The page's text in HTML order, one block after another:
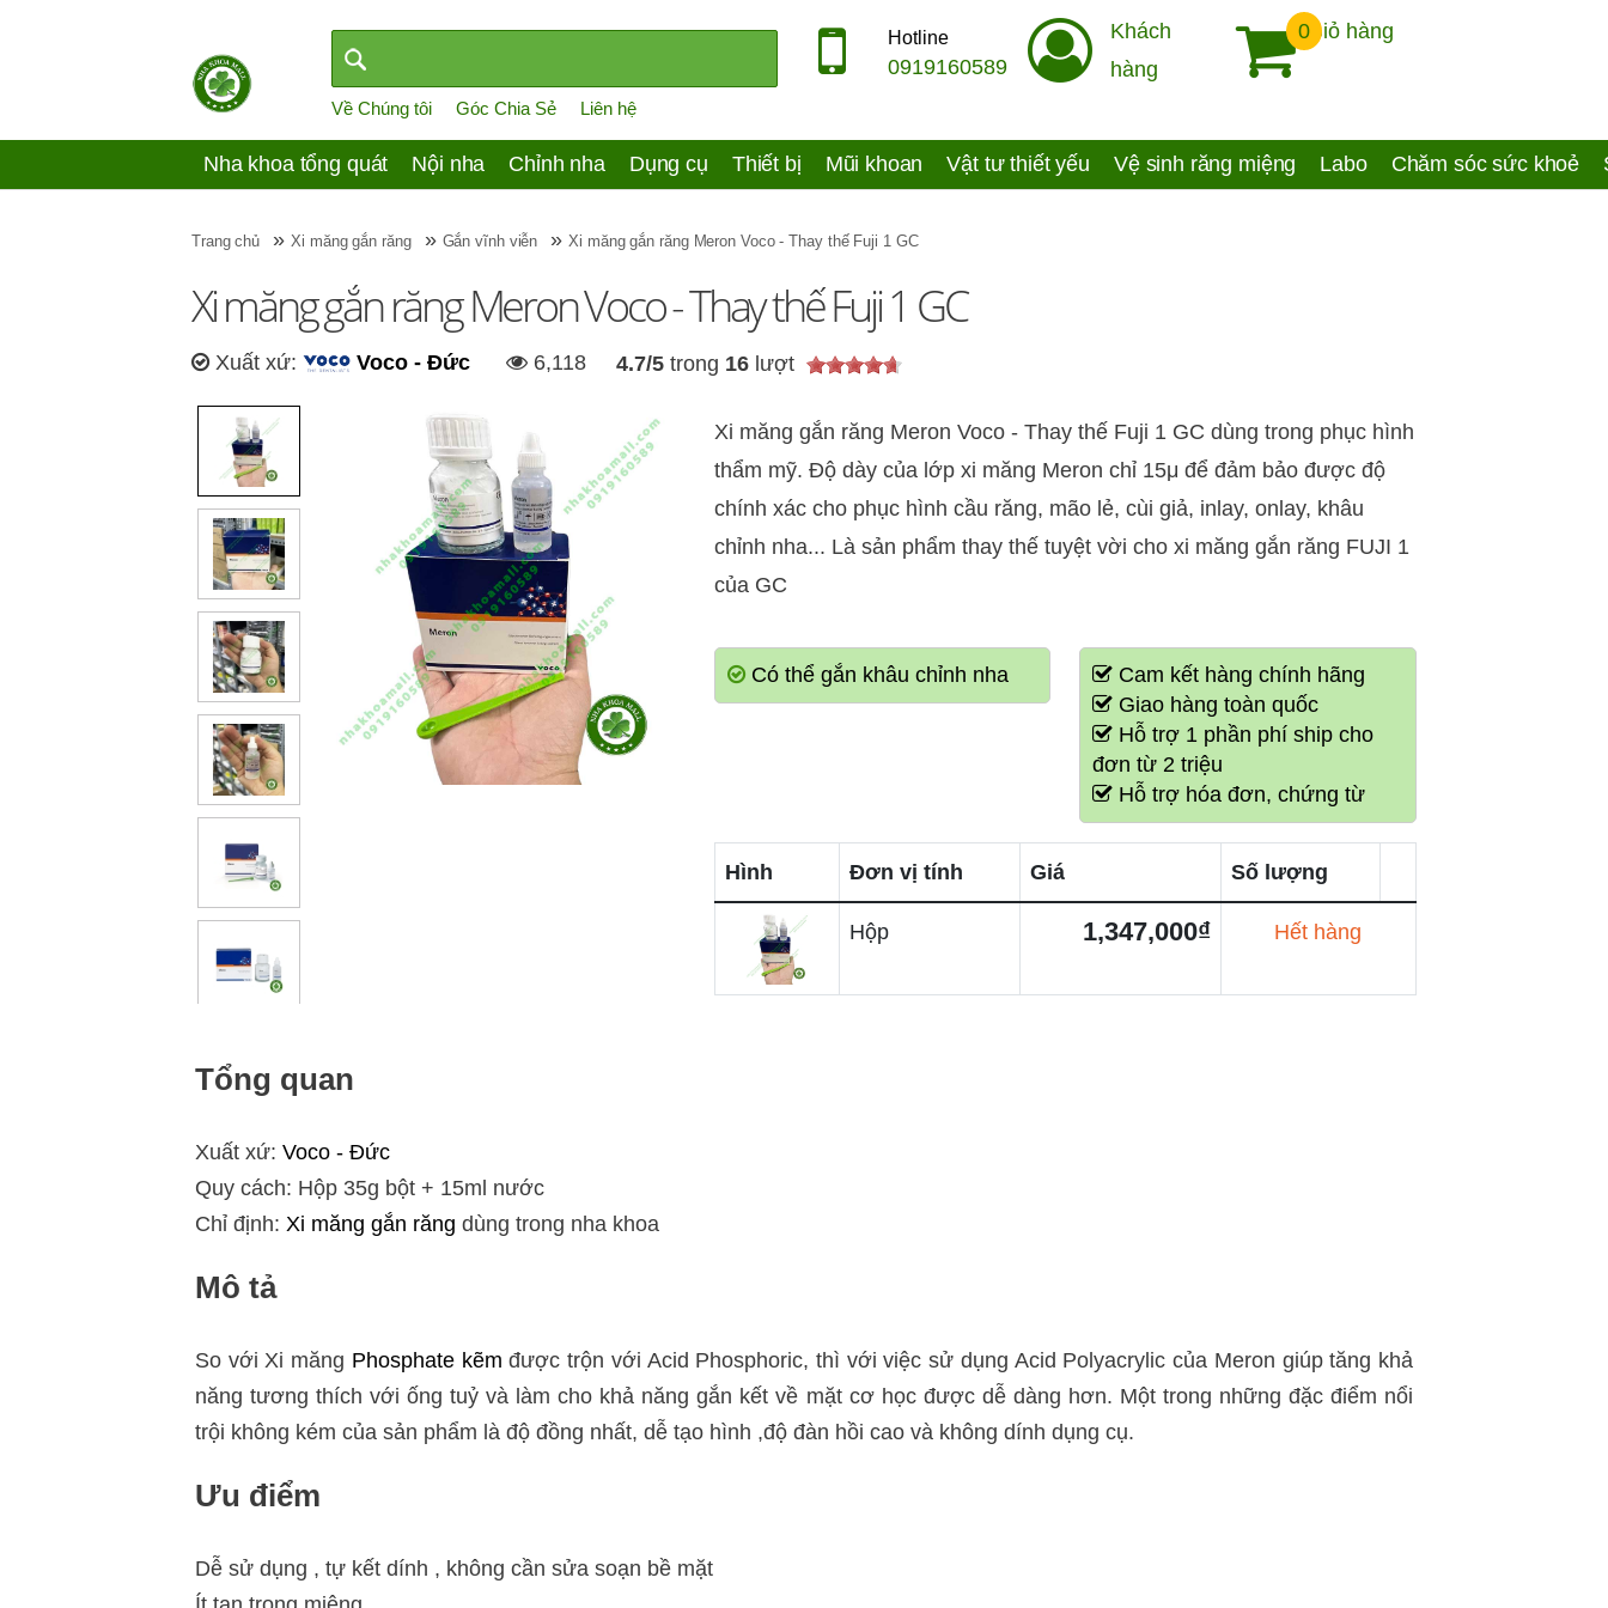
Về Chúng tôi Góc Chia Sẻ Liên hệ
Hotline
0919160589
Khách
hàng
0Giỏ hàng
Nha khoa tổng quát Nội nha Chỉnh nha Dụng cụ Thiết bị Mũi khoan Vật tư thiết yếu Vệ sinh răng miệng Labo Chăm sóc sức khoẻ
Trang chủ »Xi măng gắn răng » Gắn vĩnh viễn »Xi măng gắn răng Meron Voco - Thay thế Fuji 1 GC
Xi măng gắn răng Meron Voco - Thay thế Fuji 1 GC
Xuất xứ: Voco - Đức 6,118 4.7/5 trong 16 lượt
Xi măng gắn răng Meron Voco - Thay thế Fuji 1 GC dùng trong phục hình
thẩm mỹ. Độ dày của lớp xi măng Meron chỉ 15μ để đảm bảo được độ
chính xác cho phục hình cầu răng, mão lẻ, cùi giả, inlay, onlay, khâu
chỉnh nha... Là sản phẩm thay thế tuyệt vời cho xi măng gắn răng FUJI 1
của GC
Có thể gắn khâu chỉnh nha
Cam kết hàng chính hãng
Giao hàng toàn quốc
Hỗ trợ 1 phần phí ship cho
đơn từ 2 triệu
Hỗ trợ hóa đơn, chứng từ
Hình Đơn vị tính Giá Số lượng
Hộp 1,347,000₫ Hết hàng
Tổng quan
Xuất xứ: Voco - Đức
Quy cách: Hộp 35g bột + 15ml nước
Chỉ định: Xi măng gắn răng dùng trong nha khoa
Mô tả
So với Xi măng Phosphate kẽm được trộn với Acid Phosphoric, thì với việc sử dụng Acid Polyacrylic của Meron giúp tăng khả
năng tương thích với ống tuỷ và làm cho khả năng gắn kết về mặt cơ học được dễ dàng hơn. Một trong những đặc điểm nổi
trội không kém của sản phẩm là độ đồng nhất, dễ tạo hình ,độ đàn hồi cao và không dính dụng cụ.
Ưu điểm
Dễ sử dụng , tự kết dính , không cần sửa soạn bề mặt